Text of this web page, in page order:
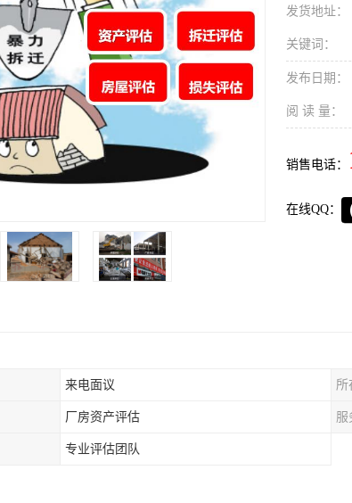
发货地址：
关键词：
发布日期：
阅 读 量：
销售电话：
在线QQ：
来电面议 所
厂房资产评估 服
专业评估团队